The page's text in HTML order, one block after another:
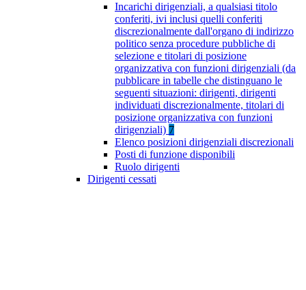
Incarichi dirigenziali, a qualsiasi titolo
conferiti, ivi inclusi quelli conferiti
discrezionalmente dall'organo di indirizzo
politico senza procedure pubbliche di
selezione e titolari di posizione
organizzativa con funzioni dirigenziali (da
pubblicare in tabelle che distinguano le
seguenti situazioni: dirigenti, dirigenti
individuati discrezionalmente, titolari di
posizione organizzativa con funzioni
dirigenziali) 7
Elenco posizioni dirigenziali discrezionali
Posti di funzione disponibili
Ruolo dirigenti
Dirigenti cessati